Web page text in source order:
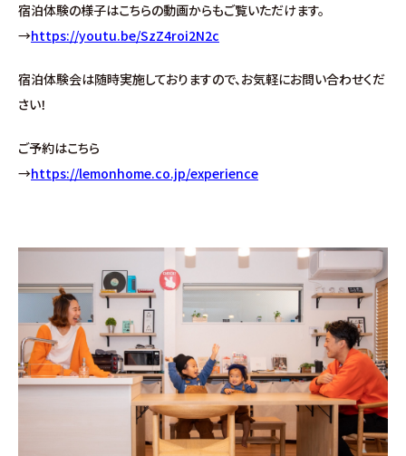
宿泊体験の様子はこちらの動画からもご覧いただけます。
→https://youtu.be/SzZ4roi2N2c
宿泊体験会は随時実施しておりますので、お気軽にお問い合わせくだ
さい！
ご予約はこちら
→https://lemonhome.co.jp/experience